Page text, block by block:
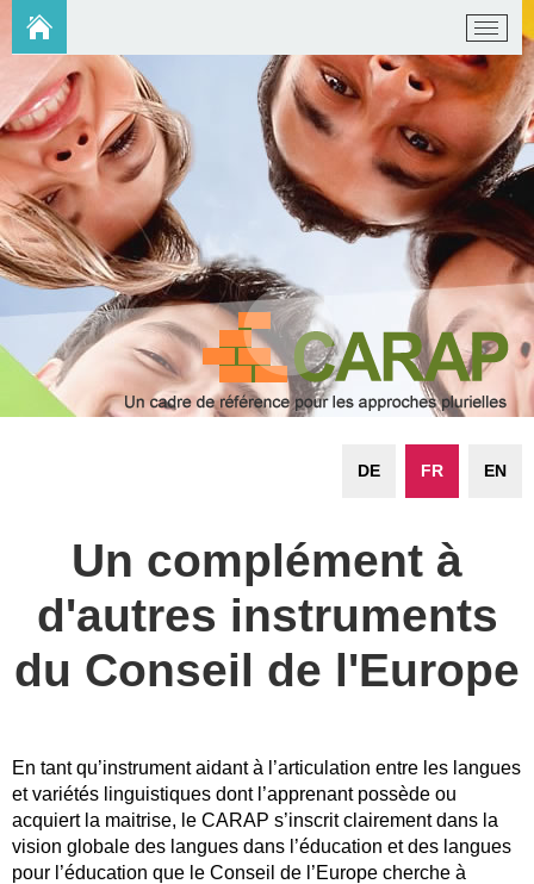
EN
FR
DE
Un complément à
d'autres instruments
du Conseil de l'Europe
En tant qu’instrument aidant à l’articulation entre les langues
et variétés linguistiques dont l’apprenant possède ou
acquiert la maitrise, le CARAP s’inscrit clairement dans la
vision globale des langues dans l’éducation et des langues
pour l’éducation que le Conseil de l’Europe cherche à